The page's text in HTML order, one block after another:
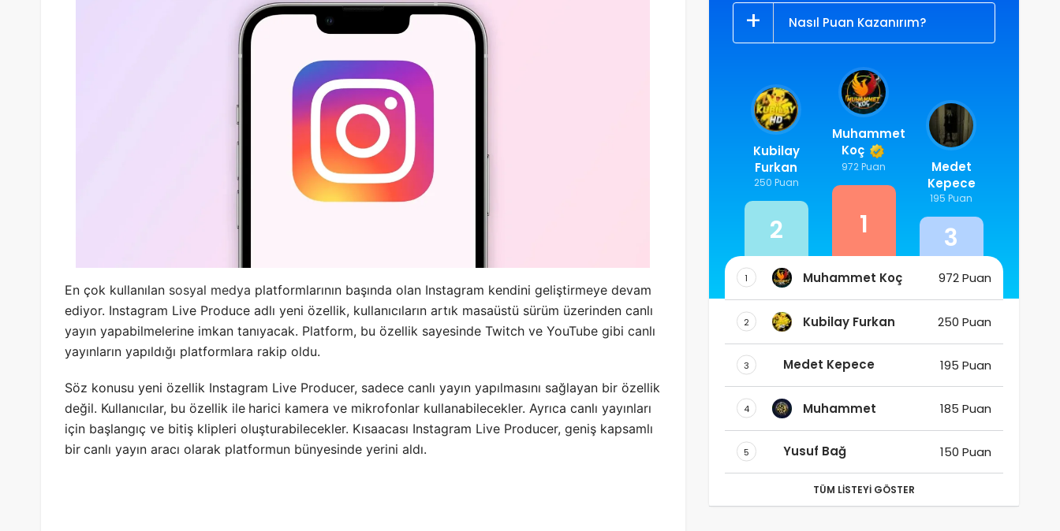
En çok kullanılan sosyal medya platformlarının başında olan Instagram kendini geliştirmeye devam
ediyor. Instagram Live Produce adlı yeni özellik, kullanıcıların artık masaüstü sürüm üzerinden canlı
yayın yapabilmelerine imkan tanıyacak. Platform, bu özellik sayesinde Twitch ve YouTube gibi canlı
yayınların yapıldığı platformlara rakip oldu.
Söz konusu yeni özellik Instagram Live Producer, sadece canlı yayın yapılmasını sağlayan bir özellik
değil. Kullanıcılar, bu özellik ile harici kamera ve mikrofonlar kullanabilecekler. Ayrıca canlı yayınları
için başlangıç ve bitiş klipleri oluşturabilecekler. Kısaacası Instagram Live Producer, geniş kapsamlı
bir canlı yayın aracı olarak platformun bünyesinde yerini aldı.
Nasıl Puan Kazanırım?
Muhammet
Koç
972 Puan
1
Kubilay
Furkan
250 Puan
2
Medet
Kepece
195 Puan
3
1 Muhammet Koç 972 Puan
2 Kubilay Furkan 250 Puan
3 Medet Kepece 195 Puan
4 Muhammet 185 Puan
5 Yusuf Bağ 150 Puan
TÜM LISTEYI GÖSTER